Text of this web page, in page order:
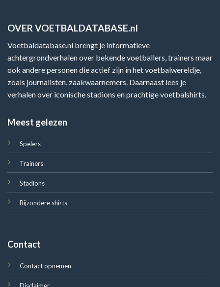
OVER VOETBALDATABASE.nl
Voetbaldatabase.nl brengt je informatieve
achtergrondverhalen over bekende voetballers, trainers maar
ook andere personen die actief zijn in het voetbalwereldje,
zoals journalisten, zaakwaarnemers. Daarnaast lees je
verhalen over iconische stadions en prachtige voetbalshirts.
Meest gelezen
Spelers
Trainers
Stadions
Bijzondere shirts
Contact
Contact opnemen
Disclaimer